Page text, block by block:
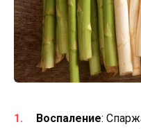
Воспаление: